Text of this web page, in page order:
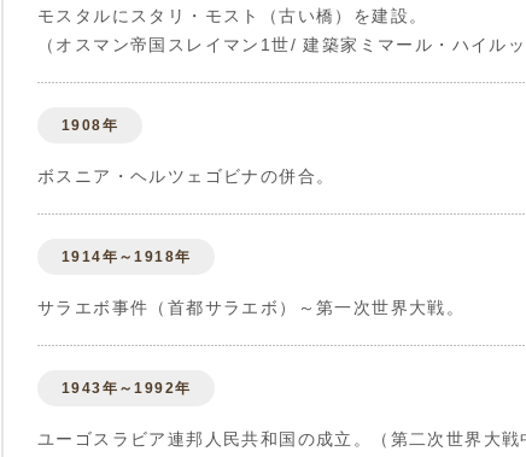
モスタルにスタリ・モスト（古い橋）を建設。
（オスマン帝国スレイマン1世/ 建築家ミマール・ハイルッ
1908年
ボスニア・ヘルツェゴビナの併合。
1914年～1918年
サラエボ事件（首都サラエボ）～第一次世界大戦。
1943年～1992年
ユーゴスラビア連邦人民共和国の成立。（第二次世界大戦